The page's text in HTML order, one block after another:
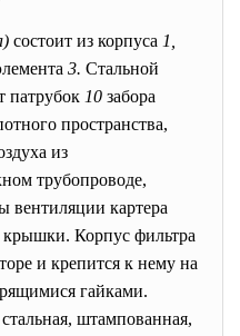
состоит из корпуса 1,
3. Стальной
патрубок 10 забора
пространства,
из
трубопроводе,
вентиляции картера
крышки. Корпус фильтра
и крепится к нему на
гайками.
штампованная,